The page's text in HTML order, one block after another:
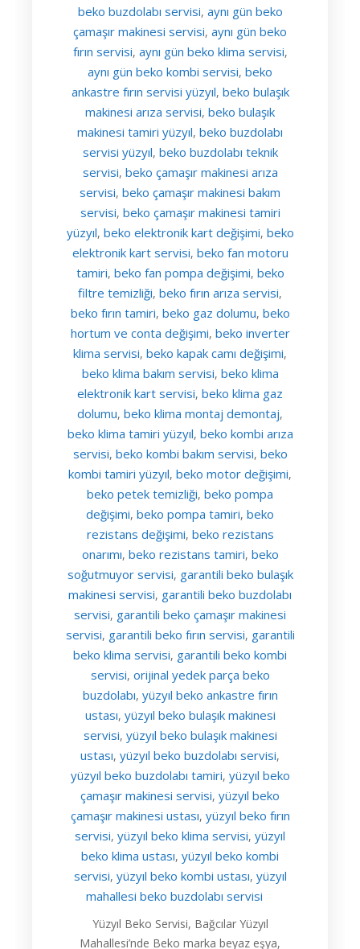
beko buzdolabı servisi, aynı gün beko
çamaşır makinesi servisi, aynı gün beko
fırın servisi, aynı gün beko klima servisi,
aynı gün beko kombi servisi, beko
ankastre fırın servisi yüzyıl, beko bulaşık
makinesi arıza servisi, beko bulaşık
makinesi tamiri yüzyıl, beko buzdolabı
servisi yüzyıl, beko buzdolabı teknik
servisi, beko çamaşır makinesi arıza
servisi, beko çamaşır makinesi bakım
servisi, beko çamaşır makinesi tamiri
yüzyıl, beko elektronik kart değişimi, beko
elektronik kart servisi, beko fan motoru
tamiri, beko fan pompa değişimi, beko
filtre temizliği, beko fırın arıza servisi,
beko fırın tamiri, beko gaz dolumu, beko
hortum ve conta değişimi, beko inverter
klima servisi, beko kapak camı değişimi,
beko klima bakım servisi, beko klima
elektronik kart servisi, beko klima gaz
dolumu, beko klima montaj demontaj,
beko klima tamiri yüzyıl, beko kombi arıza
servisi, beko kombi bakım servisi, beko
kombi tamiri yüzyıl, beko motor değişimi,
beko petek temizliği, beko pompa
değişimi, beko pompa tamiri, beko
rezistans değişimi, beko rezistans
onarımı, beko rezistans tamiri, beko
soğutmuyor servisi, garantili beko bulaşık
makinesi servisi, garantili beko buzdolabı
servisi, garantili beko çamaşır makinesi
servisi, garantili beko fırın servisi, garantili
beko klima servisi, garantili beko kombi
servisi, orijinal yedek parça beko
buzdolabı, yüzyıl beko ankastre fırın
ustası, yüzyıl beko bulaşık makinesi
servisi, yüzyıl beko bulaşık makinesi
ustası, yüzyıl beko buzdolabı servisi,
yüzyıl beko buzdolabı tamiri, yüzyıl beko
çamaşır makinesi servisi, yüzyıl beko
çamaşır makinesi ustası, yüzyıl beko fırın
servisi, yüzyıl beko klima servisi, yüzyıl
beko klima ustası, yüzyıl beko kombi
servisi, yüzyıl beko kombi ustası, yüzyıl
mahallesi beko buzdolabı servisi
Yüzyıl Beko Servisi, Bağcılar Yüzyıl
Mahallesi’nde Beko marka beyaz eşya,